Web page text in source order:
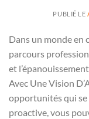
PUBLIÉ LE
Dans un monde
parcours
et
Avec Une Vision
opportunités qui
proactive, vous